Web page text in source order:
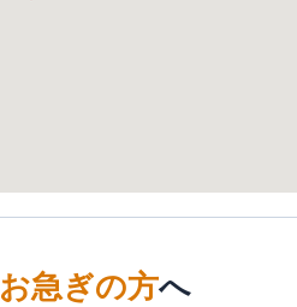
お急ぎの方へ